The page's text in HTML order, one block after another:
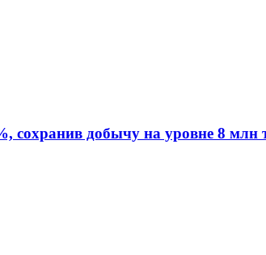
сохранив добычу на уровне 8 млн